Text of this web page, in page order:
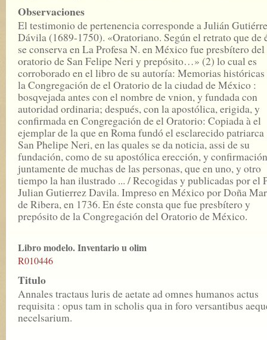
Observaciones
El testimonio de pertenencia corresponde a Julián
Dávila (1689-1750). «Oratoriano. Según el retrato que de
se conserva en La Profesa N. en México fue presbítero del
oratorio de San Felipe Neri y prepósito…» (2) lo cual es
corroborado en el libro de su autoría: Memorias históricas
la Congregación de el Oratorio de la ciudad de México :
bosqvejada antes con el nombre de vnion, y fundada con
autoridad ordinaria; después, con la apostólica, erigida, y
confirmada en Congregación de el Oratorio: Copiada à el
ejemplar de la que en Roma fundó el esclarecido patriarca
San Phelipe Neri, en las quales se da noticia, assi de su
fundación, como de su apostólica erección, y
juntamente de muchas de las personas, que en uno, y otro
tiempo la han ilustrado ... / Recogidas y publicadas por el
Julian Gutierrez Davila. Impreso en México por Doña
de Ribera, en 1736. En éste consta que fue presbítero y
prepósito de la Congregación del Oratorio de México.
Libro modelo. Inventario u olim
R010446
Titulo
Annales tractaus luris de aetate ad omnes humanos actus
requisita : opus tam in scholis qua in foro versantibus
necelsarium.